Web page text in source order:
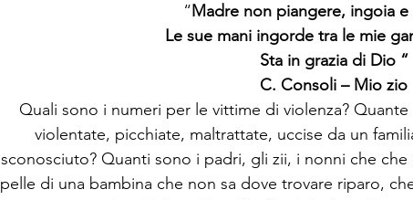
“Madre non piangere, ingoia
Le sue mani ingorde tra le mie
Sta in grazia di Dio “
C. Consoli – Mio zio
Quali sono i numeri per le vittime di violenza?
violentate, picchiate, maltrattate, uccise da un
sconosciuto? Quanti sono i padri, gli zii, i nonni che
pelle di una bambina che non sa dove trovare riparo,